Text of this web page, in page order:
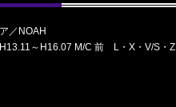
／NOAH
～H16.07 M/C 前 L・X・V/S・Z